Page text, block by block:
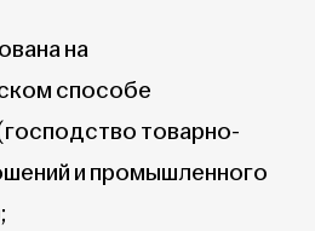
на
способе
товарно-
и промышленного